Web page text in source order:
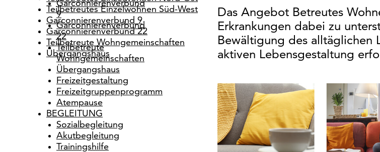
Garconnierenverbund
9
Garconnierenverbund
22
Teilbetreute
Wohngemeinschaften
Übergangshaus
Freizeitgestaltung
Freizeitgruppenprogramm
Atempause
BEGLEITUNG
Sozialbegleitung
Akutbegleitung
Trainingshilfe
Teilbetreutes Einzelwohnen Süd-West
Garconnierenverbund 9
Garconnierenverbund 22
Teilbetreute Wohngemeinschaften
Übergangshaus
Das Angebot Betreutes
Erkrankungen dabei zu
Bewältigung des alltäglichen
aktiven Lebensgestaltung